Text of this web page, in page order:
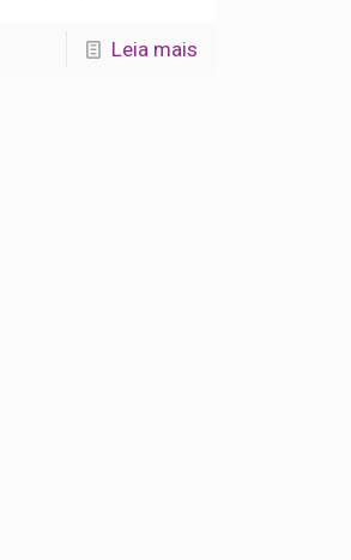
Leia mais